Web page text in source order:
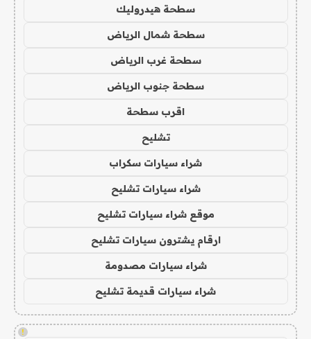
سطحة هيدروليك
سطحة شمال الرياض
سطحة غرب الرياض
سطحة جنوب الرياض
اقرب سطحة
تشليح
شراء سيارات سكراب
شراء سيارات تشليح
موقع شراء سيارات تشليح
ارقام يشترون سيارات تشليح
شراء سيارات مصدومة
شراء سيارات قديمة تشليح
!